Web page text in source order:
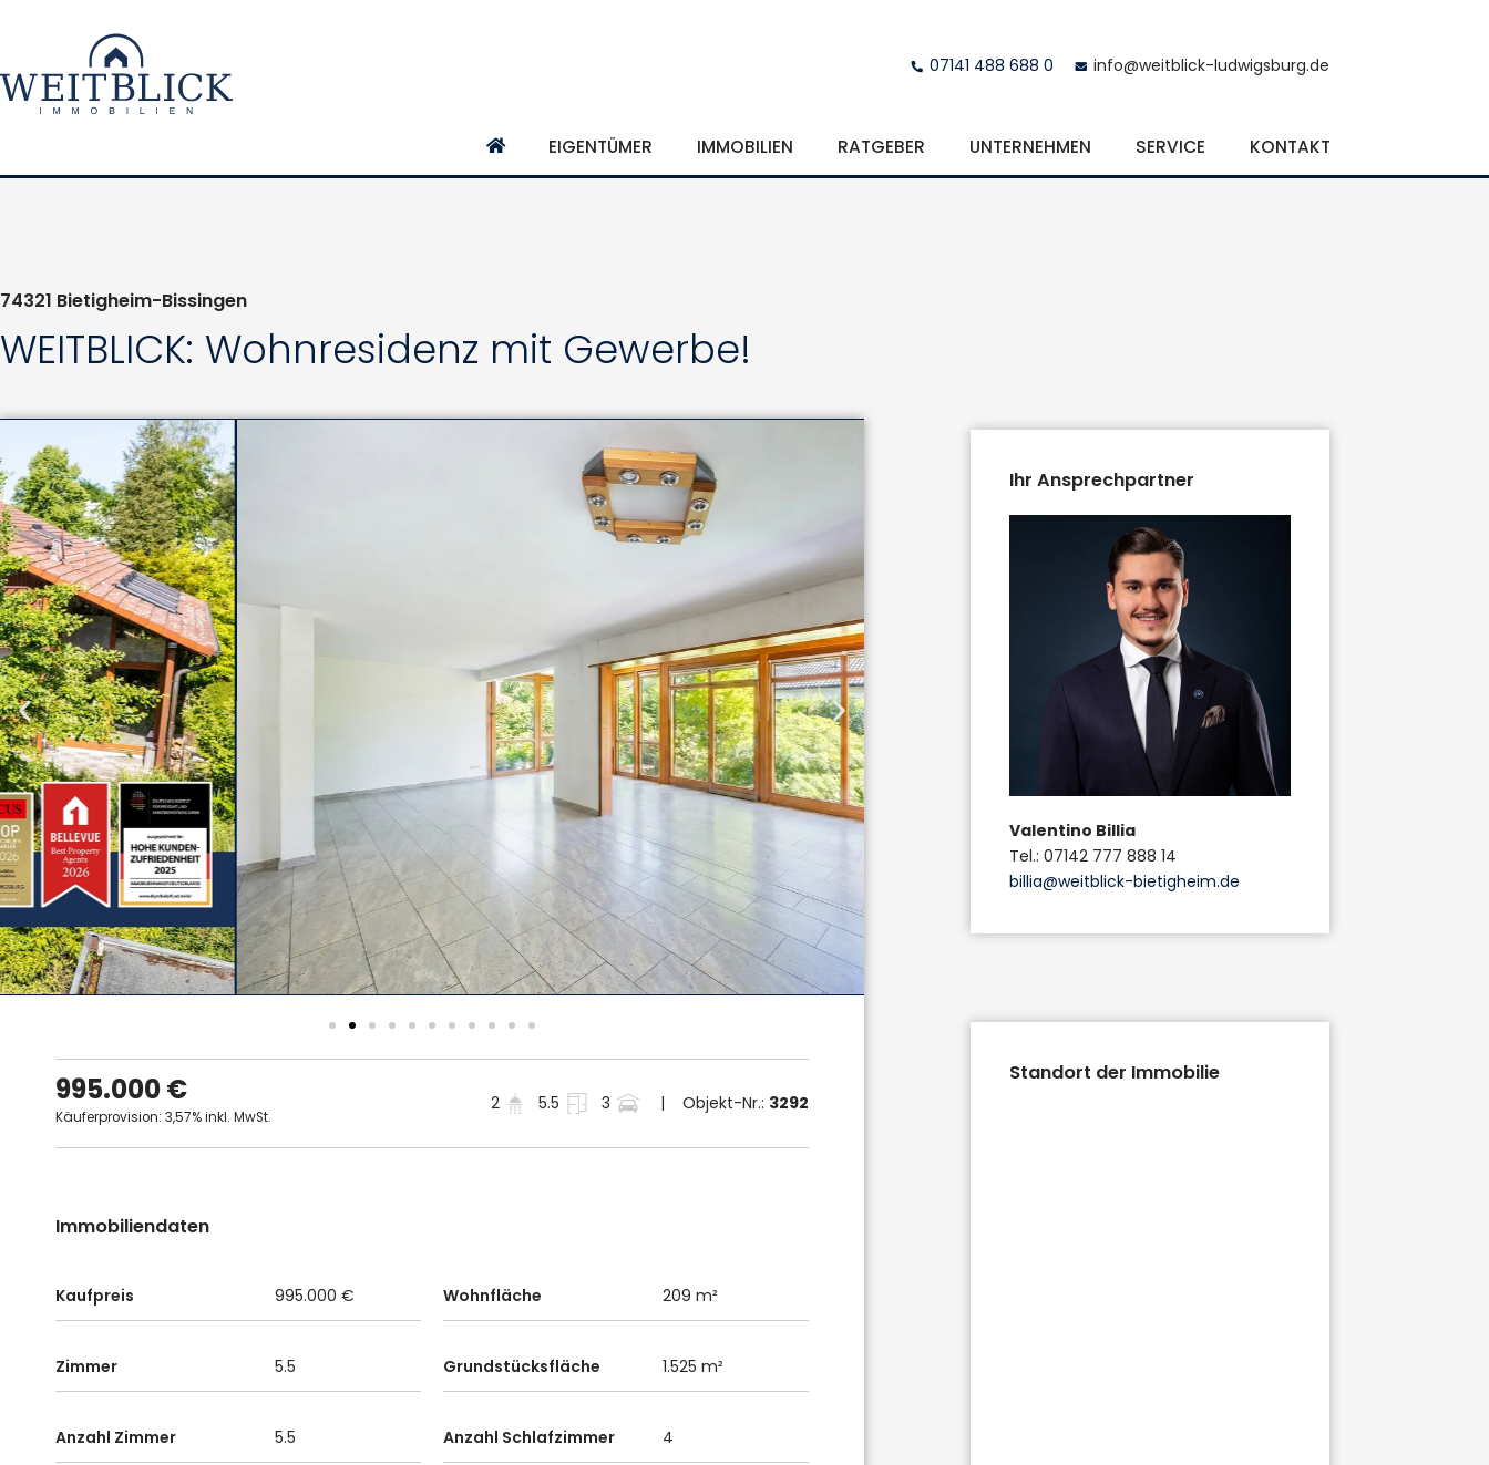
07141 488 688 0 info@weitblick-ludwigsburg.de
EIGENTÜMER IMMOBILIEN RATGEBER UNTERNEHMEN SERVICE KONTAKT
74321 Bietigheim-Bissingen
WEITBLICK: Wohnresidenz mit Gewerbe!
995.000 €
Käuferprovision: 3,57% inkl. MwSt.
2 5.5 3 | Objekt-Nr.: 3292
Immobiliendaten
Kaufpreis 995.000 € Wohnfläche 209 m²
Zimmer 5.5 Grundstücksfläche 1.525 m²
Anzahl Zimmer 5.5 Anzahl Schlafzimmer 4
Ihr Ansprechpartner
Valentino Billia
Tel.: 07142 777 888 14
billia@weitblick-bietigheim.de
Standort der Immobilie